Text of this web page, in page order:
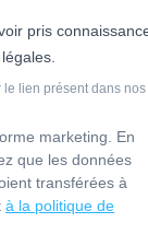
pris
le lien présent dans nos
marketing. En
que les données
transférées à
à la politique de